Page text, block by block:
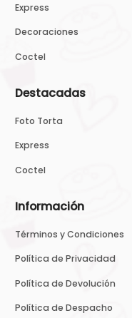
Express
Decoraciones
Coctel
Destacadas
Foto Torta
Express
Coctel
Información
Términos y Condiciones
Política de Privacidad
Política de Devolución
Política de Despacho